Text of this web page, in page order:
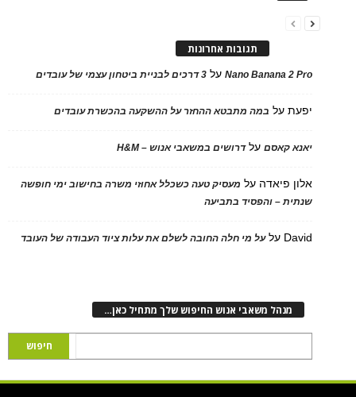
תגובות אחרונות
Nano Banana 2 Proעל 3 דרכים לבניית ביטחון עצמי של עובדים
יפעתעל במה מתבטא ההחזר על ההשקעה בהכשרת עובדים
יאנא קאסםעלדרושים במשאבי אנוש – H&M
אלון פיאדה על מעסיק טעה כשכלל אחוזי משרה בחישוב ימי חופשה
שנתית – והפסיד בתביעה
David עלעל מי חלה החובה לשלם את עלות ציוד העבודה של העובד
מנהל משאבי אנוש החיפוש שלך מתחיל כאן…